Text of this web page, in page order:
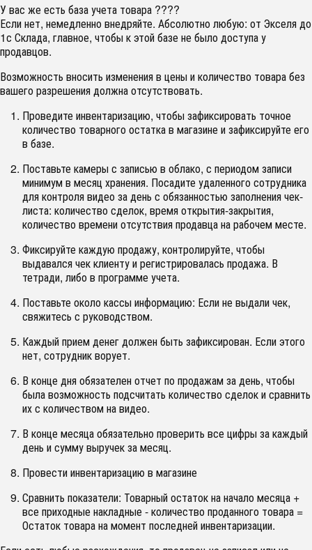
У вас же есть база учета товара ????
Если нет, немедленно внедряйте. Абсолютно любую: от Экселя до
1с Склада, главное, чтобы к этой базе не было доступа у
продавцов.
Возможность вносить изменения в цены и количество товара без
вашего разрешения должна отсутствовать.
Проведите инвентаризацию, чтобы зафиксировать точное
количество товарного остатка в магазине и зафиксируйте его
в базе.
Поставьте камеры с записью в облако, с периодом записи
минимум в месяц хранения. Посадите удаленного сотрудника
для контроля видео за день с обязанностью заполнения чек-
листа: количество сделок, время открытия-закрытия,
количество времени отсутствия продавца на рабочем месте.
Фиксируйте каждую продажу, контролируйте, чтобы
выдавался чек клиенту и регистрировалась продажа. В
тетради, либо в программе учета.
Поставьте около кассы информацию: Если не выдали чек,
свяжитесь с руководством.
Каждый прием денег должен быть зафиксирован. Если этого
нет, сотрудник ворует.
В конце дня обязателен отчет по продажам за день, чтобы
была возможность подсчитать количество сделок и сравнить
их с количеством на видео.
В конце месяца обязательно проверить все цифры за каждый
день и сумму выручек за месяц.
Провести инвентаризацию в магазине
Сравнить показатели: Товарный остаток на начало месяца +
все приходные накладные - количество проданного товара =
Остаток товара на момент последней инвентаризации.